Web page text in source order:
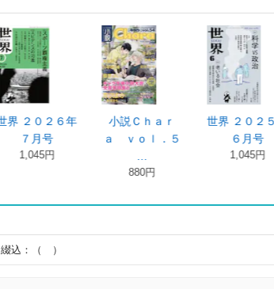
０２６年
７月号
1,045円
小説Ｃｈａｒ
ａ ｖｏｌ．５
880円
世界 ２０２５年
６月号
1,045円
綴込：（ ）